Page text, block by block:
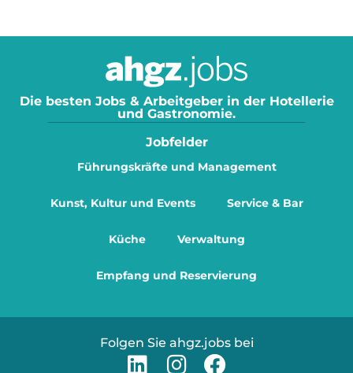
Die besten Jobs & Arbeitgeber in der Hotellerie
und Gastronomie.
Jobfelder
Führungskräfte und Management
Kunst, Kultur und Events Service & Bar
Küche Verwaltung
Empfang und Reservierung
Folgen Sie ahgz.jobs bei